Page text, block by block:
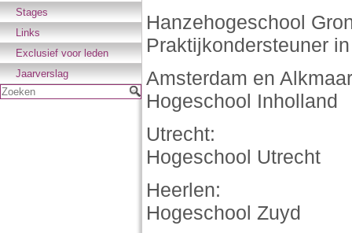
Stages
Links
Exclusief voor leden
Jaarverslag
Zoeken
Hanzehogeschool
Praktijkondersteuner
Amsterdam en
Hogeschool Inholland
Utrecht:
Hogeschool Utrecht
Heerlen:
Hogeschool Zuyd